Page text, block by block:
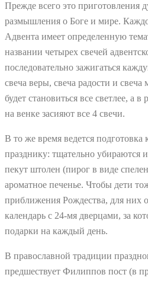
Прежде всего это приготовления
размышления о Боге и мире.
Адвента имеет определенную
названии четырех свечей
последовательно зажигаться
свеча веры, свеча радости и
будет становиться все светлее, а
на венке засияют все 4 свечи.
В то же время ведется подготовка
празднику: тщательно убираются
пекут штолен (пирог в виде
ароматное печенье. Чтобы дети
приближения Рождества, для них
календарь с 24-мя дверцами, за
подарки на каждый день.
В православной традиции
предшествует Филиппов пост (в